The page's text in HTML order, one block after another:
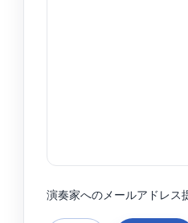
演奏家へのメールアドレス